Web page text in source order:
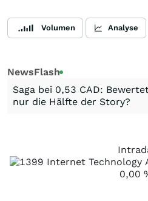
Volumen Analyse
NewsFlash
Saga bei 0,53 CAD:
nur die Hälfte der Story?
0,00